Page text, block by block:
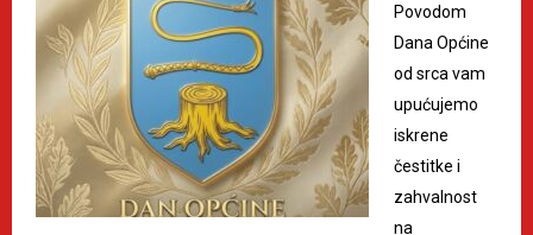
Povodom
Dana Općine
od srca vam
upućujemo
iskrene
čestitke i
zahvalnost
na